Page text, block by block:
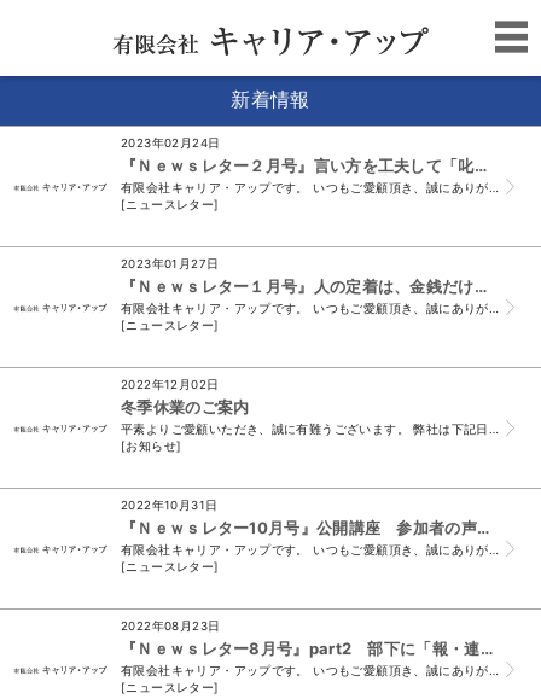
新着情報
2023年02月24日
『Ｎｅｗｓレター２月号』言い方を工夫して「叱れる」上司になろう！
[ニュースレター]
2023年01月27日
『Ｎｅｗｓレター１月号』人の定着は、金銭だけではなく、内的報酬も重要！！
[ニュースレター]
2022年12月02日
冬季休業のご案内
[お知らせ]
2022年10月31日
『Ｎｅｗｓレター10月号』公開講座 参加者の声をご紹介
[ニュースレター]
2022年08月23日
『Ｎｅｗｓレター8月号』part2 部下に「報・連・相」を教える上で～上司が心掛ける「お・ひ・た・し」～
[ニュースレター]